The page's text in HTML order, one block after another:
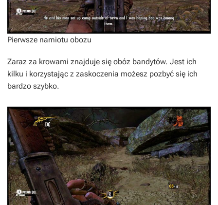
Pierwsze namiotu obozu
Zaraz za krowami znajduje się obóz bandytów. Jest ich
kilku i korzystając z zaskoczenia możesz pozbyć się ich
bardzo szybko.